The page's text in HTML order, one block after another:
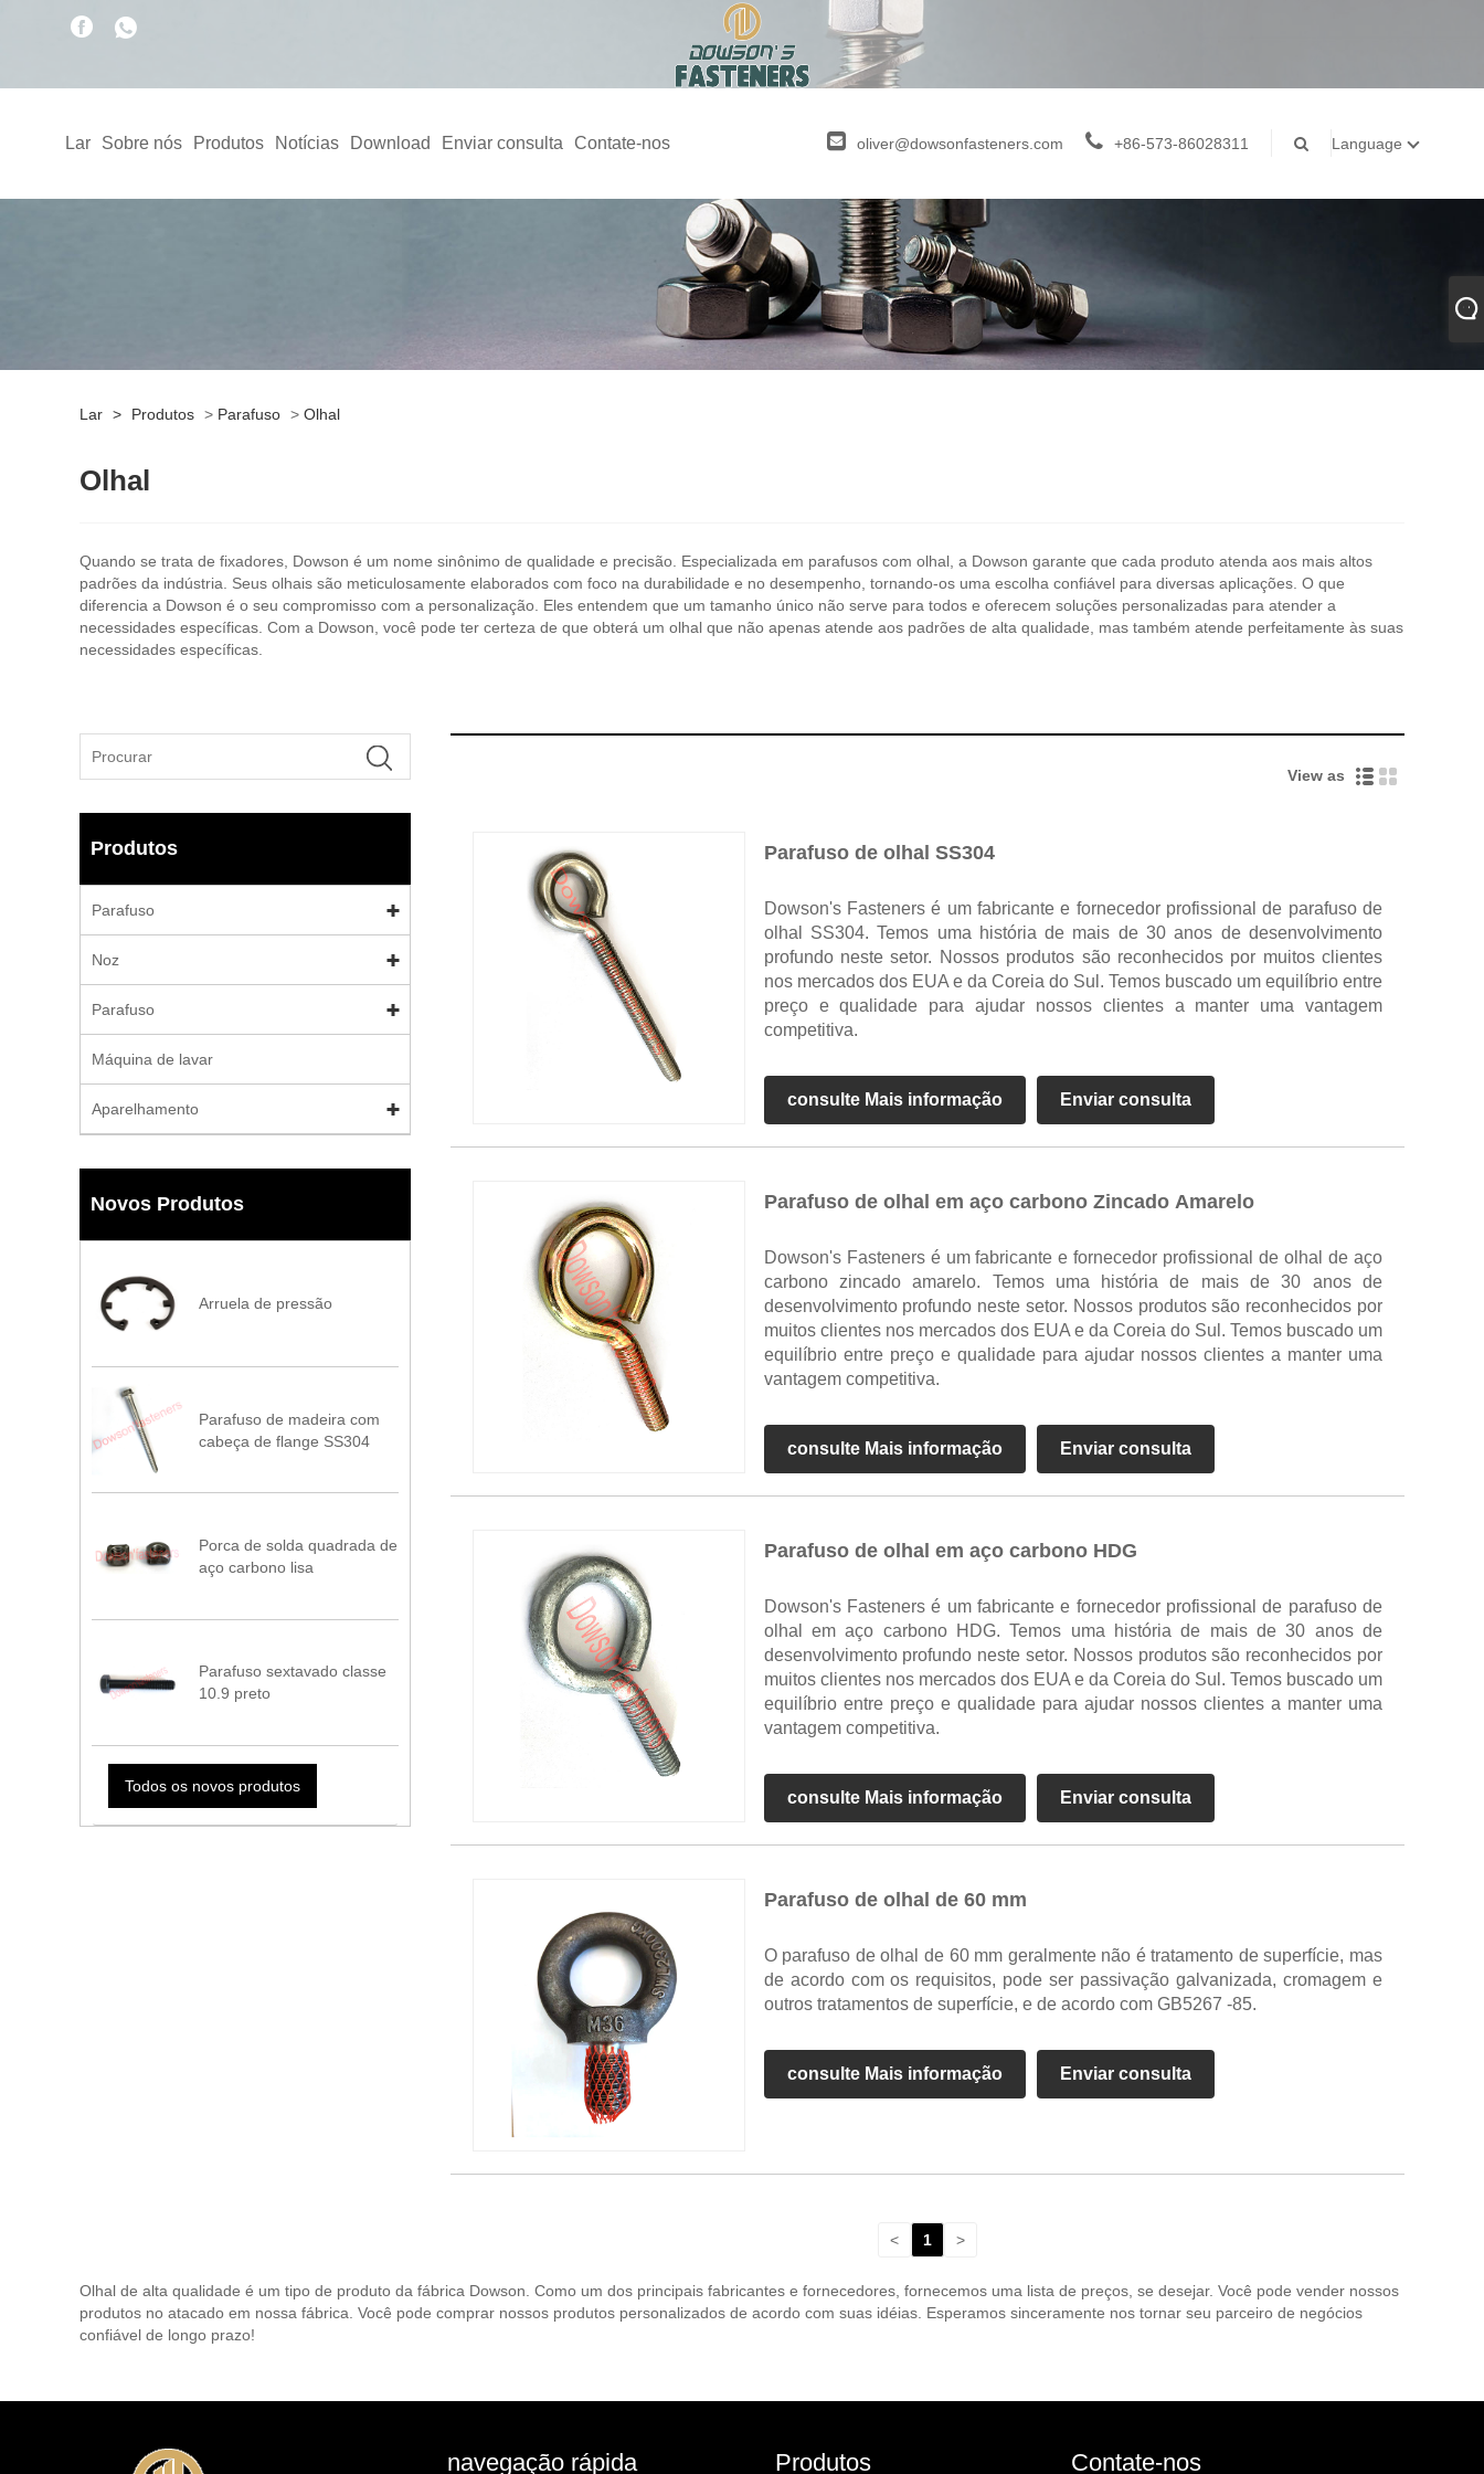
Lar Sobre nós Produtos Notícias Download Enviar consulta Contate-nos oliver@dowsonfasteners.com +86-573-86028311 Language
Lar > Produtos > Parafuso > Olhal
Olhal
Quando se trata de fixadores, Dowson é um nome sinônimo de qualidade e precisão. Especializada em parafusos com olhal, a Dowson garante que cada produto atenda aos mais altos
padrões da indústria. Seus olhais são meticulosamente elaborados com foco na durabilidade e no desempenho, tornando-os uma escolha confiável para diversas aplicações. O que
diferencia a Dowson é o seu compromisso com a personalização. Eles entendem que um tamanho único não serve para todos e oferecem soluções personalizadas para atender a
necessidades específicas. Com a Dowson, você pode ter certeza de que obterá um olhal que não apenas atende aos padrões de alta qualidade, mas também atende perfeitamente às suas
necessidades específicas.
Produtos
Parafuso
Noz
Parafuso
Máquina de lavar
Aparelhamento
Novos Produtos
Arruela de pressão
Parafuso de madeira com
cabeça de flange SS304
Porca de solda quadrada de
aço carbono lisa
Parafuso sextavado classe
10.9 preto
Todos os novos produtos
View as
Parafuso de olhal SS304
Dowson's Fasteners é um fabricante e fornecedor profissional de parafuso de
olhal SS304. Temos uma história de mais de 30 anos de desenvolvimento
profundo neste setor. Nossos produtos são reconhecidos por muitos clientes
nos mercados dos EUA e da Coreia do Sul. Temos buscado um equilíbrio entre
preço e qualidade para ajudar nossos clientes a manter uma vantagem
competitiva.
consulte Mais informação Enviar consulta
Parafuso de olhal em aço carbono Zincado Amarelo
Dowson's Fasteners é um fabricante e fornecedor profissional de olhal de aço
carbono zincado amarelo. Temos uma história de mais de 30 anos de
desenvolvimento profundo neste setor. Nossos produtos são reconhecidos por
muitos clientes nos mercados dos EUA e da Coreia do Sul. Temos buscado um
equilíbrio entre preço e qualidade para ajudar nossos clientes a manter uma
vantagem competitiva.
consulte Mais informação Enviar consulta
Parafuso de olhal em aço carbono HDG
Dowson's Fasteners é um fabricante e fornecedor profissional de parafuso de
olhal em aço carbono HDG. Temos uma história de mais de 30 anos de
desenvolvimento profundo neste setor. Nossos produtos são reconhecidos por
muitos clientes nos mercados dos EUA e da Coreia do Sul. Temos buscado um
equilíbrio entre preço e qualidade para ajudar nossos clientes a manter uma
vantagem competitiva.
consulte Mais informação Enviar consulta
Parafuso de olhal de 60 mm
O parafuso de olhal de 60 mm geralmente não é tratamento de superfície, mas
de acordo com os requisitos, pode ser passivação galvanizada, cromagem e
outros tratamentos de superfície, e de acordo com GB5267 -85.
consulte Mais informação Enviar consulta
< 1 >
Olhal de alta qualidade é um tipo de produto da fábrica Dowson. Como um dos principais fabricantes e fornecedores, fornecemos uma lista de preços, se desejar. Você pode vender nossos
produtos no atacado em nossa fábrica. Você pode comprar nossos produtos personalizados de acordo com suas idéias. Esperamos sinceramente nos tornar seu parceiro de negócios
confiável de longo prazo!
navegação rápida Produtos Contate-nos